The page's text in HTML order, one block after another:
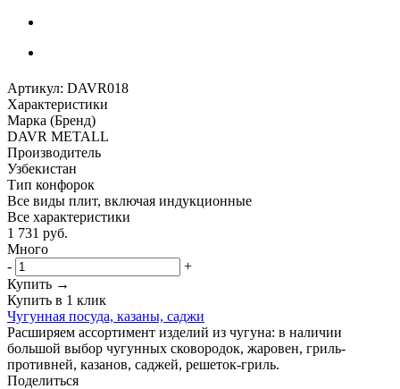
Артикул: DAVR018
Характеристики
Марка (Бренд)
DAVR METALL
Производитель
Узбекистан
Тип конфорок
Все виды плит, включая индукционные
Все характеристики
1 731 руб.
Много
-
+
Купить →
Купить в 1 клик
Чугунная посуда, казаны, саджи
Расширяем ассортимент изделий из чугуна: в наличии
большой выбор чугунных сковородок, жаровен, гриль-
противней, казанов, саджей, решеток-гриль.
Поделиться